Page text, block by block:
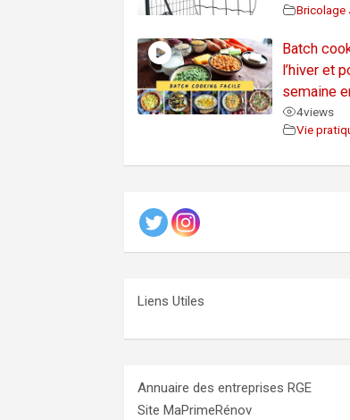
Bricolage
Batch
l’hiver et
semaine
4views
Vie
Liens Utiles
Annuaire des entreprises RGE
Site MaPrimeRénov